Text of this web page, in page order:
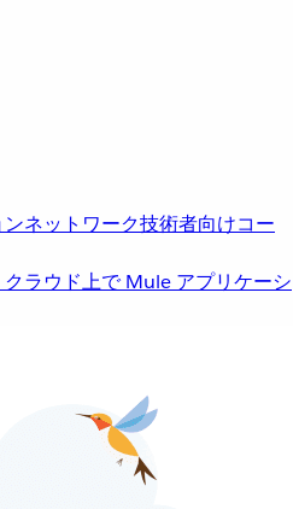
ネットワーク技術者向けコー
ラウド上で Mule アプリケーシ